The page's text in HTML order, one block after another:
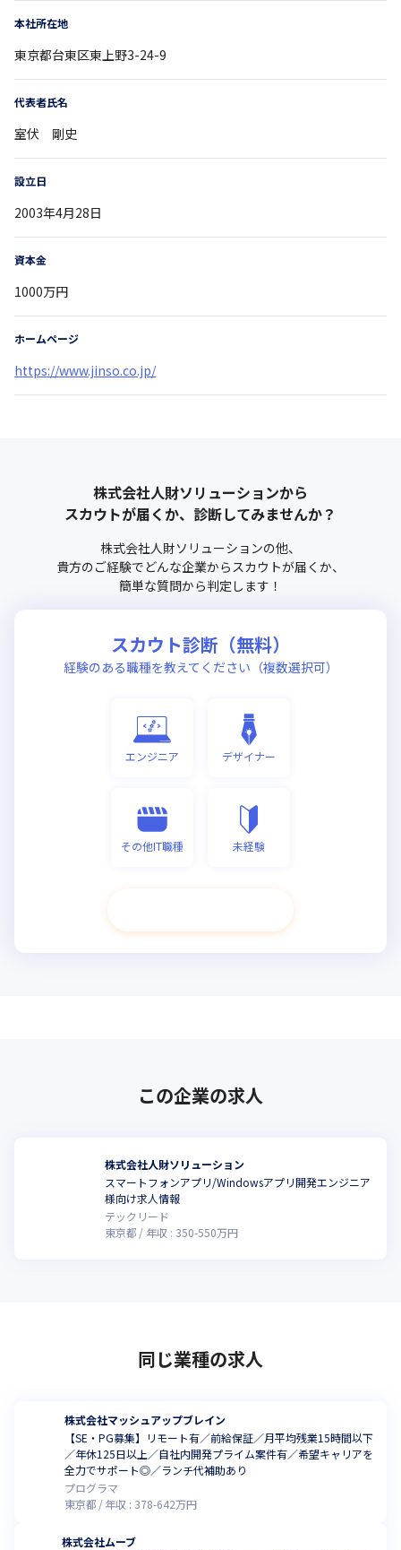
本社所在地
東京都台東区東上野3-24-9
代表者氏名
室伏 剛史
設立日
2003年4月28日
資本金
1000万円
ホームページ
https://www.jinso.co.jp/
株式会社人財ソリューションから
スカウトが届くか、診断してみませんか？
株式会社人財ソリューションの他、
貴方のご経験でどんな企業からスカウトが届くか、
簡単な質問から判定します！
スカウト診断（無料）
経験のある職種を教えてください（複数選択可）
エンジニア デザイナー
その他IT職種 未経験
この企業の求人
株式会社人財ソリューション
スマートフォンアプリ/Windowsアプリ開発エンジニア
様向け求人情報
テックリード
東京都
年収 : 350-550万円
同じ業種の求人
株式会社マッシュアップブレイン
【SE・PG募集】リモート有／前給保証／月平均残業15時間以下
／年休125日以上／自社内開発プライム案件有／希望キャリアを
全力でサポート◎／ランチ代補助あり
プログラマ
東京都
年収 : 378-642万円
株式会社ムーブ